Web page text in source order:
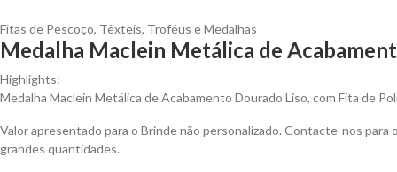
Fitas de Pescoço, Têxteis, Troféus e Medalhas
Medalha Maclein Metálica de
Highlights:
Medalha Maclein Metálica de Acabamento Dourado Liso, com Fita de
Valor apresentado para o Brinde não personalizado. Contacte-nos
grandes quantidades.